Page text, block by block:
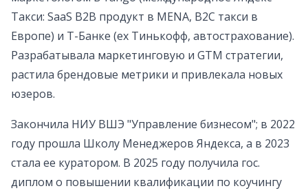
Такси: SaaS B2B продукт в MENA, B2C такси в
Европе) и Т-Банке (ex Тинькофф, автострахование).
Разрабатывала маркетинговую и GTM стратегии,
растила брендовые метрики и привлекала новых
юзеров.
Закончила НИУ ВШЭ "Управление бизнесом"; в 2022
году прошла Школу Менеджеров Яндекса, а в 2023
стала ее куратором. В 2025 году получила гос.
диплом о повышении квалификации по коучингу